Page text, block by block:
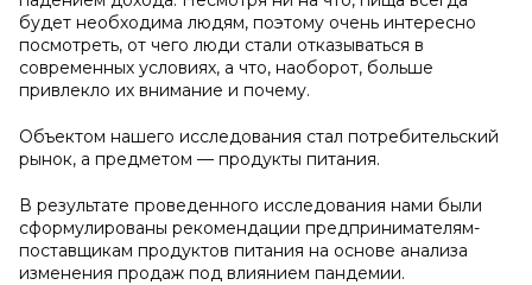
будет необходима людям, поэтому очень интересно
посмотреть, от чего люди стали отказываться в
современных условиях, а что, наоборот, больше
привлекло их внимание и почему.
Объектом нашего исследования стал потребительский
рынок, а предметом — продукты питания.
В результате проведенного исследования нами были
сформулированы рекомендации предпринимателям-
поставщикам продуктов питания на основе анализа
изменения продаж под влиянием пандемии.